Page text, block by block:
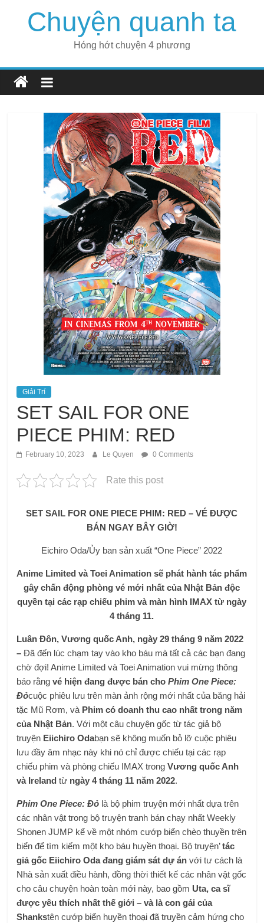
Chuyện quanh ta
Hóng hớt chuyện 4 phương
Giải Trí
SET SAIL FOR ONE
PIECE PHIM: RED
February 10, 2023 Le Quyen 0 Comments
Rate this post
SET SAIL FOR ONE PIECE PHIM: RED – VÉ ĐƯỢC
BÁN NGAY BÂY GIỜ!
Eichiro Oda/Ủy ban sản xuất “One Piece” 2022
Anime Limited và Toei Animation sẽ phát hành tác phẩm
gây chấn động phòng vé mới nhất của Nhật Bản độc
quyền tại các rạp chiếu phim và màn hình IMAX từ ngày
4 tháng 11.
Luân Đôn, Vương quốc Anh, ngày 29 tháng 9 năm 2022
–Đã đến lúc chạm tay vào kho báu mà tất cả các bạn đang
chờ đợi! Anime Limited và Toei Animation vui mừng thông
báo rằngvé hiện đang được bán cho Phim One Piece:
Đỏcuộc phiêu lưu trên màn ảnh rộng mới nhất của băng hải
tặc Mũ Rơm, và Phim có doanh thu cao nhất trong năm
của Nhật Bản. Với một câu chuyện gốc từ tác giả bộ
truyện Eiichiro Odabạn sẽ không muốn bỏ lỡ cuộc phiêu
lưu đầy âm nhạc này khi nó chỉ được chiếu tại các rạp
chiếu phim và phòng chiếu IMAX trongVương quốc Anh
và Ireland từ ngày 4 tháng 11 năm 2022.
Phim One Piece: Đỏ là bộ phim truyện mới nhất dựa trên
các nhân vật trong bộ truyện tranh bán chạy nhất Weekly
Shonen JUMP kể về một nhóm cướp biển chèo thuyền trên
biển để tìm kiếm một kho báu huyền thoại. Bộ truyện’tác
giả gốc Eiichiro Oda đang giám sát dự án với tư cách là
Nhà sản xuất điều hành, đồng thời thiết kế các nhân vật gốc
cho câu chuyện hoàn toàn mới này, bao gồm Uta, ca sĩ
được yêu thích nhất thế giới – và là con gái của
Shankstên cướp biển huyền thoại đã truyền cảm hứng cho